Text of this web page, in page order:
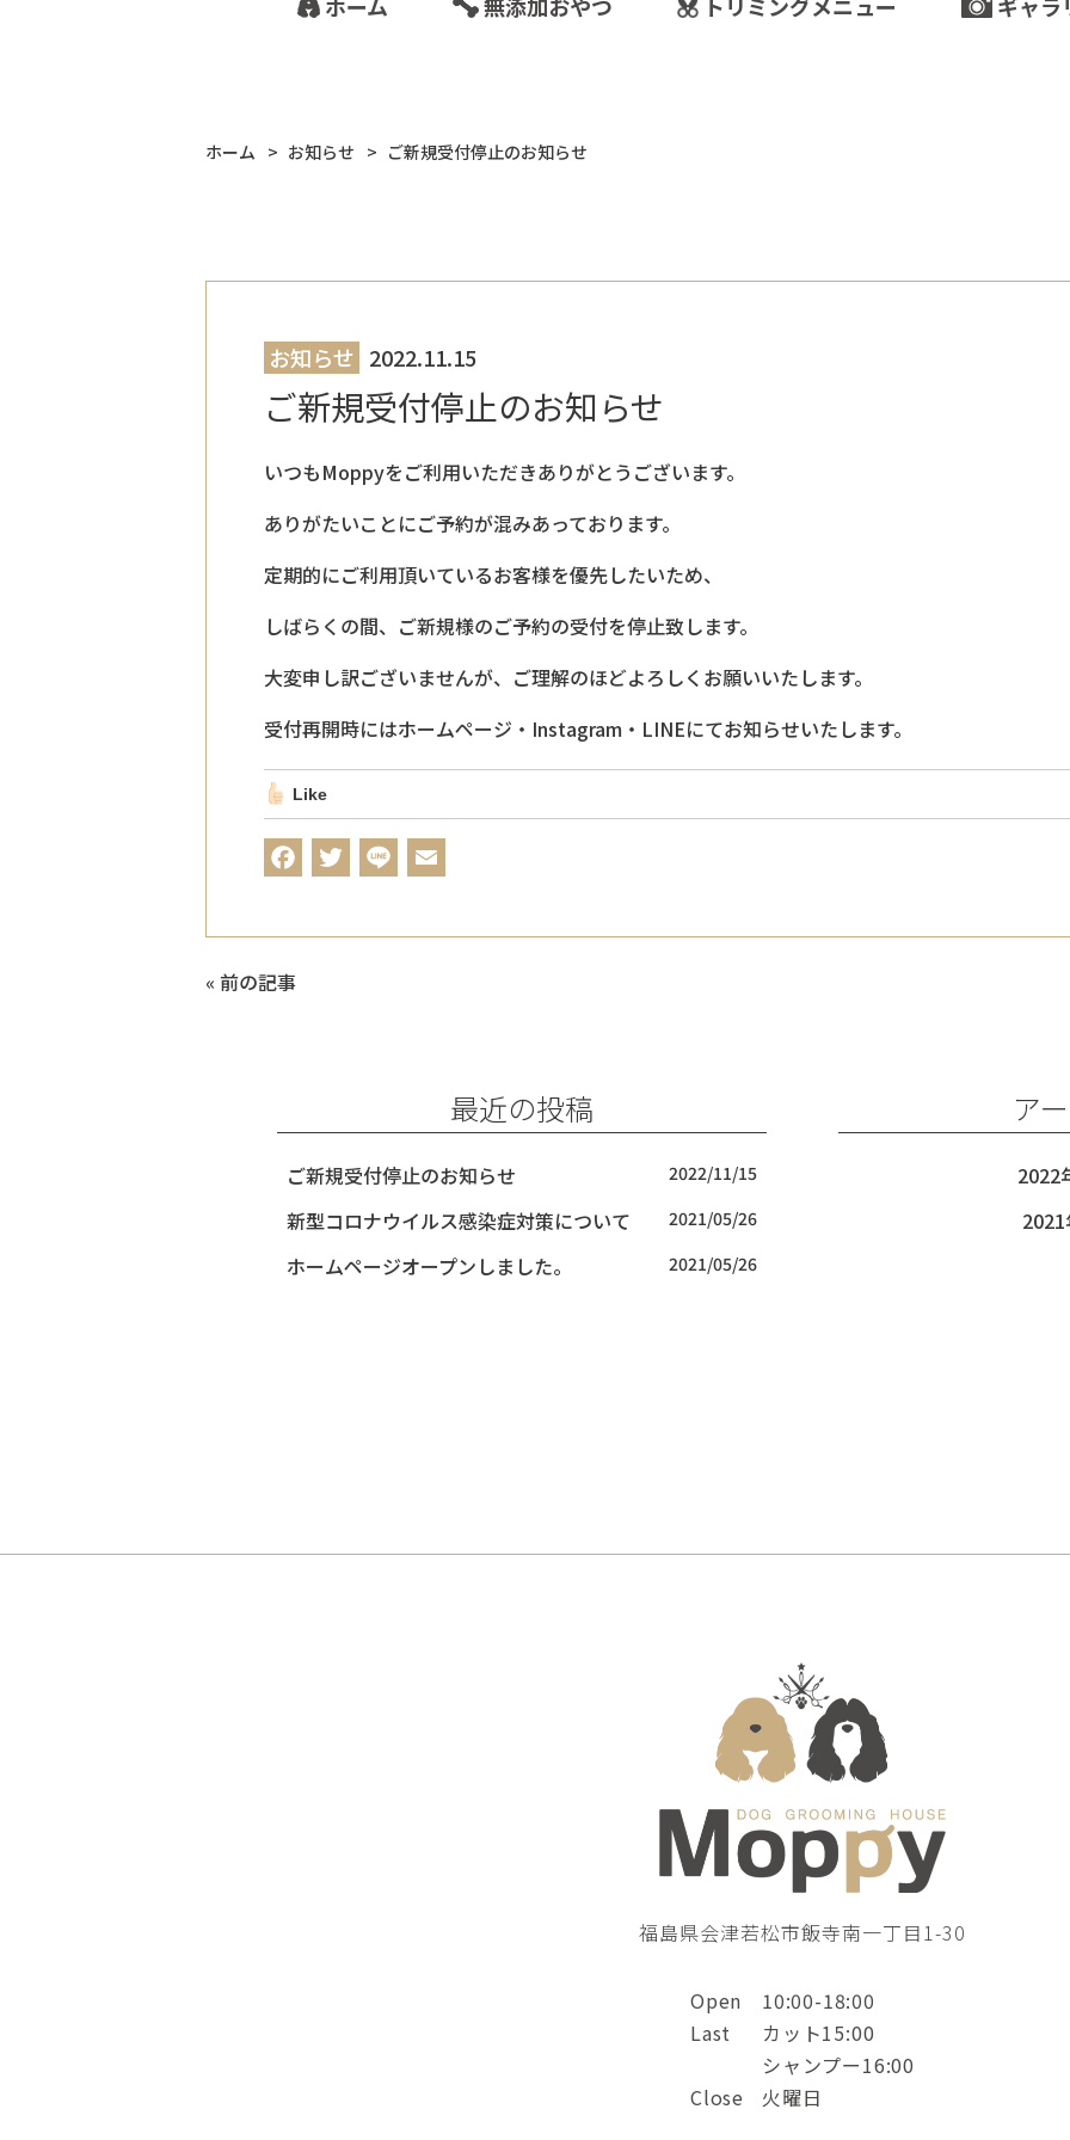
ホーム お知らせ ご新規受付停止のお知らせ
お知らせ 2022.11.15
ご新規受付停止のお知らせ
いつもMoppyをご利用いただきありがとうございます。
ありがたいことにご予約が混みあっております。
定期的にご利用頂いているお客様を優先したいため、
しばらくの間、ご新規様のご予約の受付を停止致します。
大変申し訳ございませんが、ご理解のほどよろしくお願いいたします。
受付再開時にはホームページ・Instagram・LINEにてお知らせいたします。
Like
F
c
k
T
it
L
n a
« 前の記事
最近の投稿
ご新規受付停止のお知らせ 2022/11/15
新型コロナウイルス感染症対策について 2021/05/26
ホームページオープンしました。 2021/05/26
ア
2022
福島県会津若松市飯寺南一丁目1-30
Open
10:00-18:00
Last
カット15:00
シャンプー16:00
Close
火曜日